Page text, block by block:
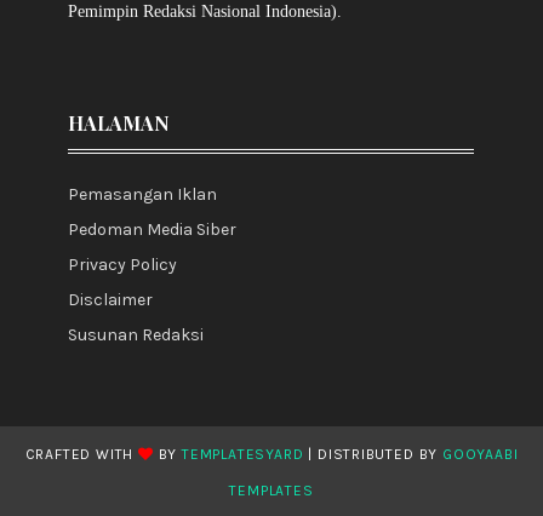
Pemimpin Redaksi Nasional Indonesia).
HALAMAN
Pemasangan Iklan
Pedoman Media Siber
Privacy Policy
Disclaimer
Susunan Redaksi
CRAFTED WITH BYTEMPLATESYARD | DISTRIBUTED BY GOOYAABI
TEMPLATES